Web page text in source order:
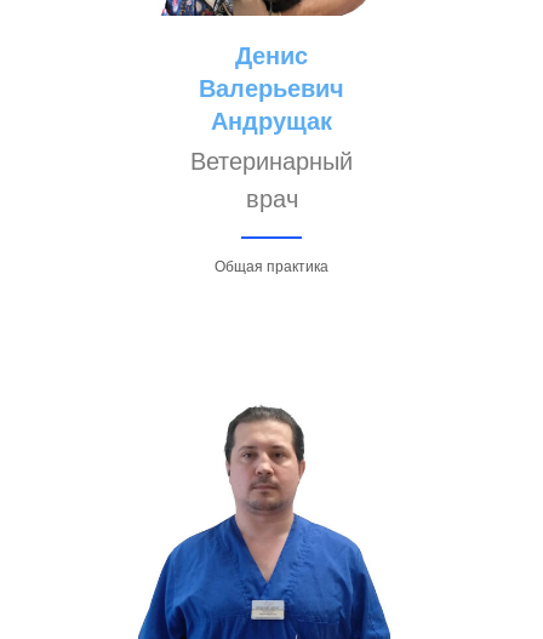
Денис
Валерьевич
Андрущак
Ветеринарный
врач
Общая практика